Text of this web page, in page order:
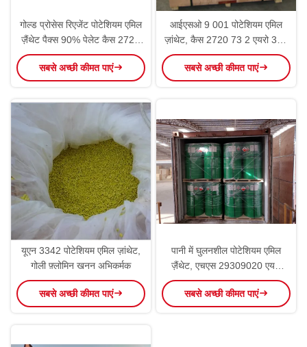
गोल्ड प्रोसेस रिएजेंट पोटेशियम एमिल
ज़ैंथेट पैक्स 90% पेलेट कैस 2720
73 2
सबसे अच्छी कीमत पाएं
आईएसओ 9 001 पोटेशियम एमिल
ज़ांथेट, कैस 2720 73 2 एयरो 350
कॉपर फ्लोटेशन केमिकल्स:
सबसे अच्छी कीमत पाएं
यूएन 3342 पोटेशियम एमिल ज़ांथेट,
गोली फ़्लोमिन खनन अभिकर्मक
सबसे अच्छी कीमत पाएं
पानी में घुलनशील पोटेशियम एमिल
ज़ैंथेट, एचएस 29309020 एयरो
350
सबसे अच्छी कीमत पाएं